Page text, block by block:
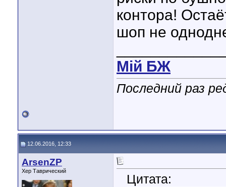
контора!
шоп не
Мiй БЖ
Последний раз
12.06.2016, 12:33
ArsenZP
Хер Таврический
Цитата: